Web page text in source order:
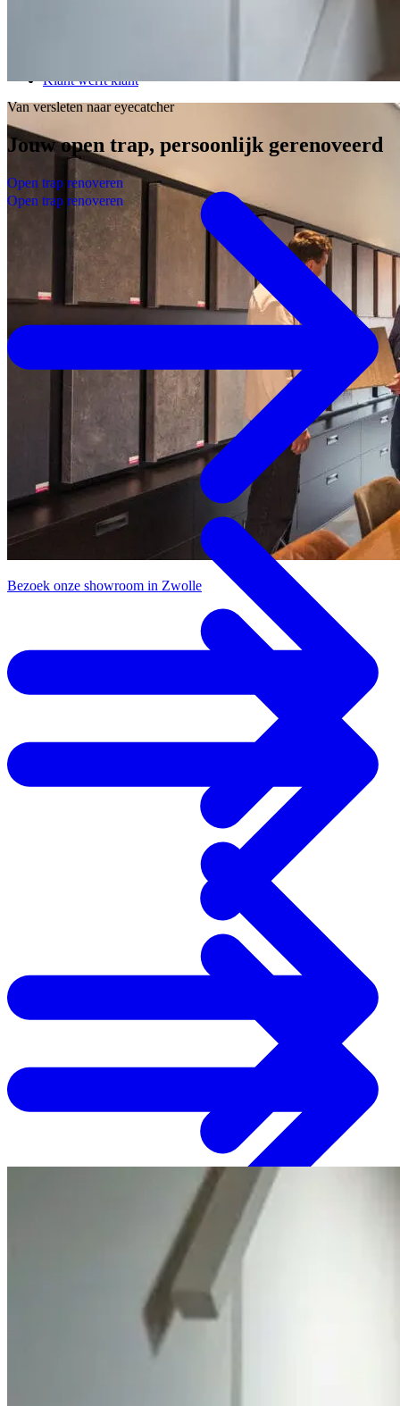
Klant werft klant
Bezoek onze showroom in Zwolle
Van versleten naar eyecatcher
Jouw open trap, persoonlijk gerenoveerd
Open trap renoveren